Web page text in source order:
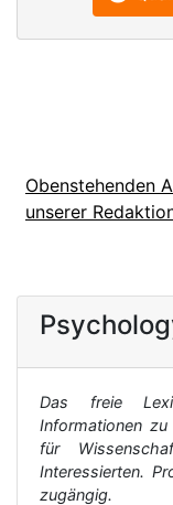
Obenstehenden
unserer
Das freie
Informationen
für
Interessierten.
zugängig.